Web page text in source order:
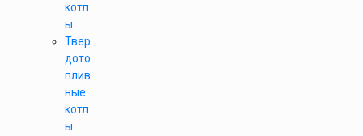
котл
ы
Твер
дото
плив
ные
котл
ы